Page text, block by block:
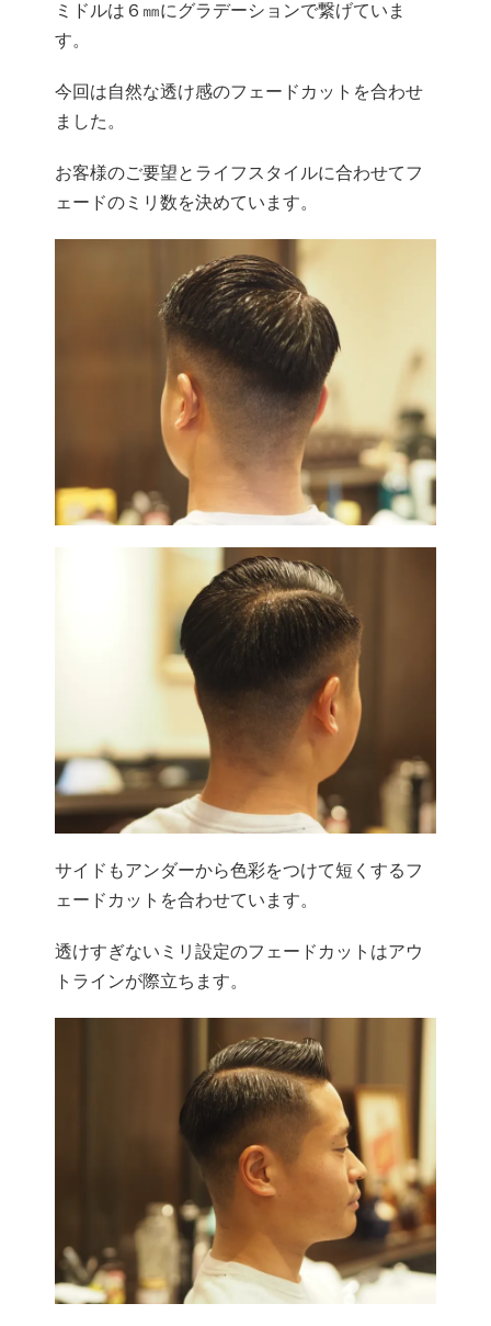
ミドルは６㎜にグラデーションで繋げていま
す。
今回は自然な透け感のフェードカットを合わせ
ました。
お客様のご要望とライフスタイルに合わせてフ
ェードのミリ数を決めています。
サイドもアンダーから色彩をつけて短くするフ
ェードカットを合わせています。
透けすぎないミリ設定のフェードカットはアウ
トラインが際立ちます。